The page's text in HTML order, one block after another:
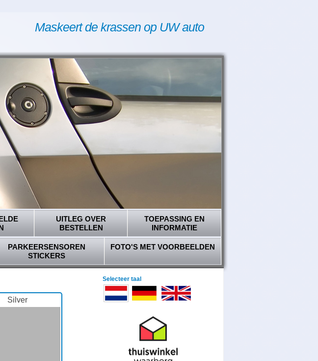
Maskeert de krassen op UW auto
UITLEG OVER
BESTELLEN
TOEPASSING EN
INFORMATIE
PARKEERSENSOREN
STICKERS
FOTO'S MET VOORBEELDEN
Silver
Selecteer taal